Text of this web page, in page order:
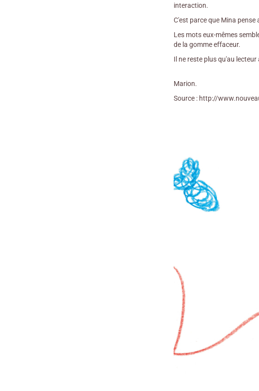
interaction.
C'est parce que Mina
Les mots eux-mêmes
de la gomme effaceur.
Il ne reste plus qu'au
Marion.
Source : http://